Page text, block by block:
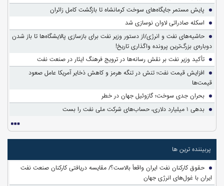
پایش مستمر جایگاه‌های سوخت کرمانشاه تا بازگشت کامل زائران
اسکله صادراتی لاوان نوسازی شد
حاشیه‌های نفت و انرژی/از دستور وزیر نفت برای بازسازی پالایشگاه‌ها تا باز شدن
دوباره‌ی بزرگ‌ترین پرونده واگذاری تاریخ!
تأکید وزیر نفت بر نقش رسانه‌ها در ترویج فرهنگ ایثار در صنعت نفت
افزایش قیمت نفت؛ تنش در تنگه هرمز و کاهش ذخایر آمریکا عامل صعود
قیمت‌ها
بحران جدی سوخت؛ گازوئیل جهان در خطر
بدهی ۱ میلیارد دلاری، حساب‌های شرکت ملی نفت را بست
پربیننده ترین ها
حقوق کارکنان نفت ایران واقعاً بالاست؟/ مقایسه دریافتی کارکنان صنعت نفت
ایران با غول‌های انرژی جهان